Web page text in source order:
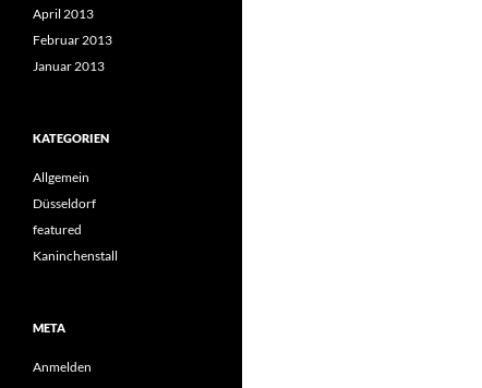
April 2013
Februar 2013
Januar 2013
KATEGORIEN
Allgemein
Düsseldorf
featured
Kaninchenstall
META
Anmelden